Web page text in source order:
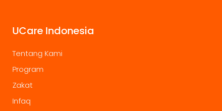
UCare Indonesia
Tentang Kami
Program
Zakat
Infaq